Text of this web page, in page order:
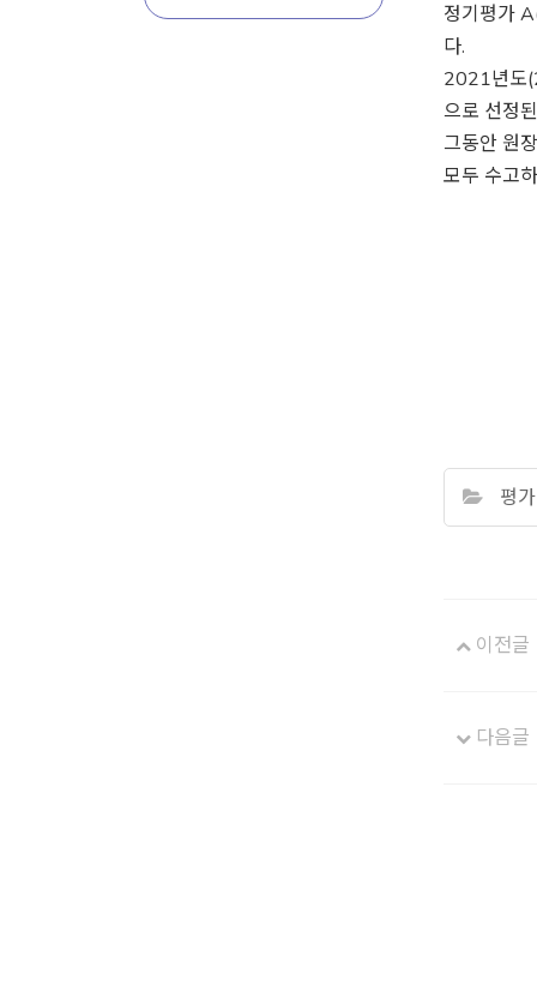
정기평가
다.
2021년도
으로 선정
그동안 원
모두 수고
평
이전글
다음글